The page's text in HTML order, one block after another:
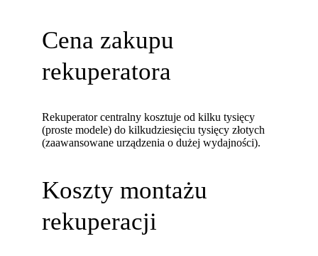
Cena zakupu
rekuperatora
Rekuperator centralny kosztuje od kilku tysięcy
(proste modele) do kilkudziesięciu tysięcy złotych
(zaawansowane urządzenia o dużej wydajności).
Koszty montażu
rekuperacji